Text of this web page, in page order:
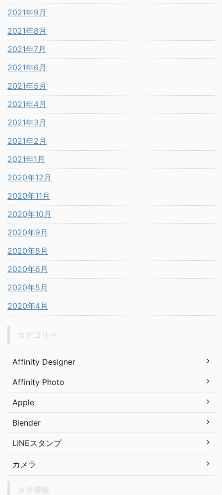
2021年9月
2021年8月
2021年7月
2021年6月
2021年5月
2021年4月
2021年3月
2021年2月
2021年1月
2020年12月
2020年11月
2020年10月
2020年9月
2020年8月
2020年6月
2020年5月
2020年4月
Affinity Designer
Affinity Photo
Apple
Blender
LINEスタンプ
カメラ